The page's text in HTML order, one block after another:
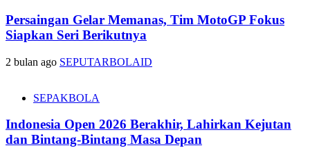
Persaingan Gelar Memanas, Tim MotoGP Fokus
Siapkan Seri Berikutnya
2 bulan ago SEPUTARBOLAID
SEPAKBOLA
Indonesia Open 2026 Berakhir, Lahirkan Kejutan
dan Bintang-Bintang Masa Depan